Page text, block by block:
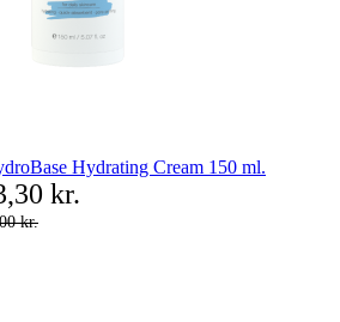
Hydrating Cream 150 ml.
kr.
kr.